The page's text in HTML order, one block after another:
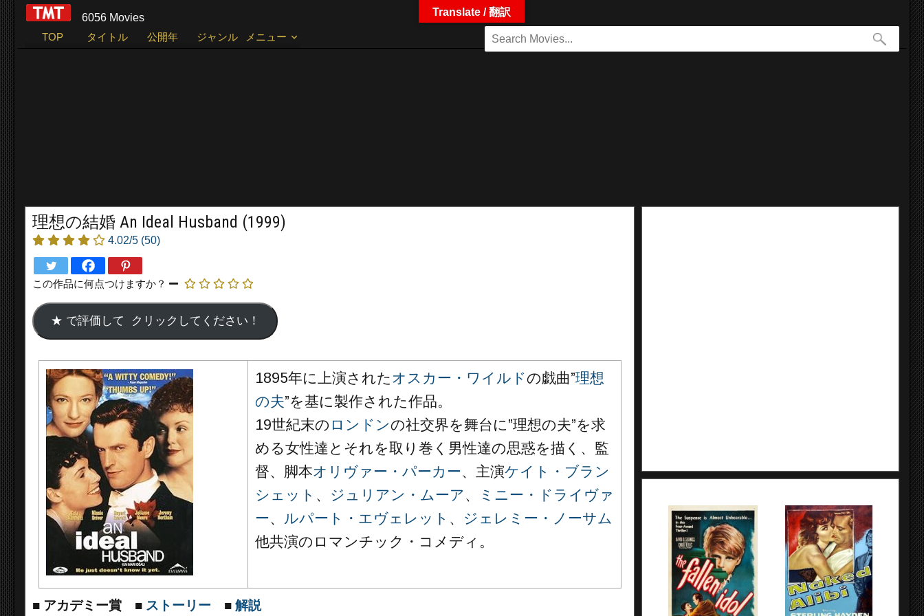
6056 Movies
TOP
タイトル 公開年 ジャンル メニュー
理想の結婚 An Ideal Husband (1999)
4.02/5 (50)
この作品に何点つけますか？
1895年に上演されたオスカー・ワイルドの戯曲”理想
の夫”を基に製作された作品。
19世紀末の ロンドンの社交界を舞台に”理想の夫”を求
める女性達とそれを取り巻く男性達の思惑を描く、監
督、脚本オリヴァー・パーカー、主演ケイト・ブラン
シェット 、 ジュリアン・ムーア、
ミニー・ドライヴァ
ー、 ルパート・エヴェレット 、 ジェレミー・ノーサム
他共演のロマンチック・コメディ。
■ アカデミー賞 ■ ストーリー ■ 解説
Translate / 翻訳